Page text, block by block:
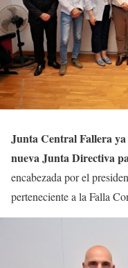
Junta Central Fallera
nueva Junta Directiva
encabezada por el
perteneciente a la Falla